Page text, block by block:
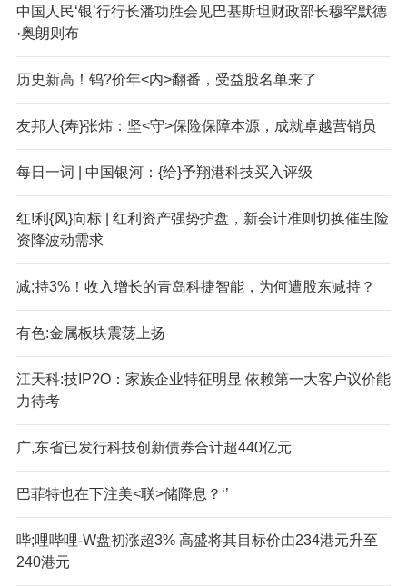
中国人民‘银’行行长潘功胜会见巴基斯坦财政部长穆罕默德
·奥朗则布
历史新高！钨?价年<内>翻番，受益股名单来了
友邦人{寿}张炜：坚<守>保险保障本源，成就卓越营销员
每日一词 | 中国银河：{给}予翔港科技买入评级
红!利{风}向标 | 红利资产强势护盘，新会计准则切换催生险
资降波动需求
减;持3%！收入增长的青岛科捷智能，为何遭股东减持？
有色:金属板块震荡上扬
江天科:技IP?O：家族企业特征明显 依赖第一大客户议价能
力待考
广,东省已发行科技创新债券合计超440亿元
巴菲特也在下注美<联>储降息？‘’
哔;哩哔哩-W盘初涨超3% 高盛将其目标价由234港元升至
240港元